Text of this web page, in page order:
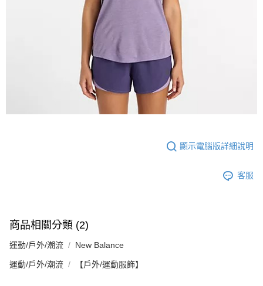
顯示電腦版詳細說明
客服
商品相關分類 (2)
運動/戶外/潮流 New Balance
運動/戶外/潮流 【戶外/運動服飾】